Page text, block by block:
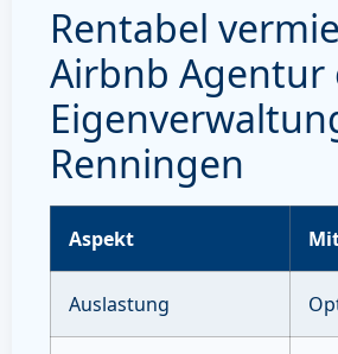
Rentabel
Airbnb Agentur
Renningen
Aspekt
Auslastung